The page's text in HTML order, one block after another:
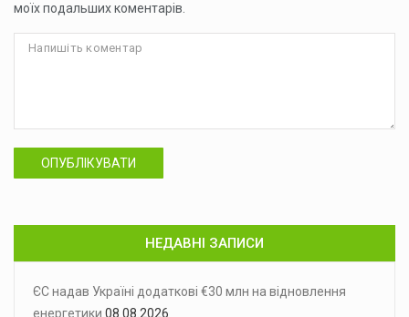
моїх подальших коментарів.
ОПУБЛІКУВАТИ
НЕДАВНІ ЗАПИСИ
ЄС надав Україні додаткові €30 млн на відновлення
енергетики 08.08.2026